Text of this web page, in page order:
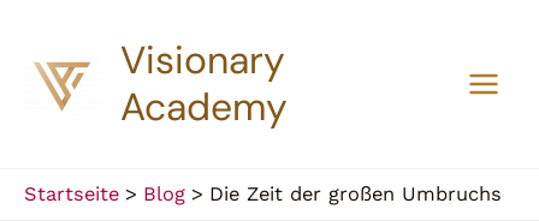
springen
Visionary
Academy
Startseite Blog Die Zeit der großen Umbruchs